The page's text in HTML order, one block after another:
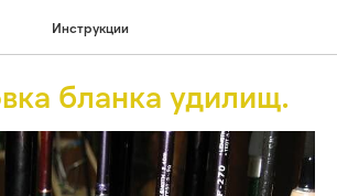
Инструкции
бланка удилищ.